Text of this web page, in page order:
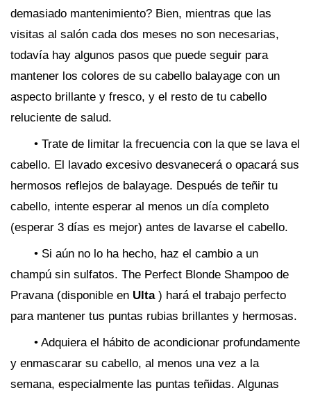
demasiado mantenimiento? Bien, mientras que las
visitas al salón cada dos meses no son necesarias,
todavía hay algunos pasos que puede seguir para
mantener los colores de su cabello balayage con un
aspecto brillante y fresco, y el resto de tu cabello
reluciente de salud.
• Trate de limitar la frecuencia con la que se lava el
cabello. El lavado excesivo desvanecerá o opacará sus
hermosos reflejos de balayage. Después de teñir tu
cabello, intente esperar al menos un día completo
(esperar 3 días es mejor) antes de lavarse el cabello.
• Si aún no lo ha hecho, haz el cambio a un
champú sin sulfatos. The Perfect Blonde Shampoo de
Pravana (disponible en Ulta ) hará el trabajo perfecto
para mantener tus puntas rubias brillantes y hermosas.
• Adquiera el hábito de acondicionar profundamente
y enmascarar su cabello, al menos una vez a la
semana, especialmente las puntas teñidas. Algunas